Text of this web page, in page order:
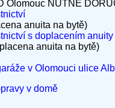
Olomouc NUTNÉ
anuita na bytě)
s doplacením anuity
anuita na bytě)
v Olomouci ulice
v domě